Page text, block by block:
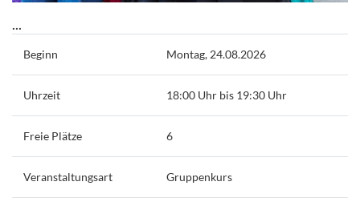
...
Beginn Montag, 24.08.2026
Uhrzeit 18:00 Uhr bis 19:30 Uhr
Freie Plätze 6
Veranstaltungsart Gruppenkurs